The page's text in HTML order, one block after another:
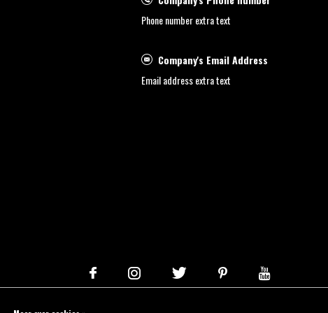
Phone number extra text
Company's Email Address
Email address extra text